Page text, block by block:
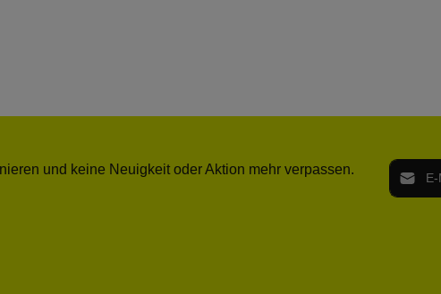
und keine Neuigkeit oder Aktion mehr verpassen. E-Mail-